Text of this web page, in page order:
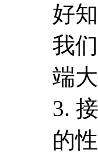
好
我
端
3.
的